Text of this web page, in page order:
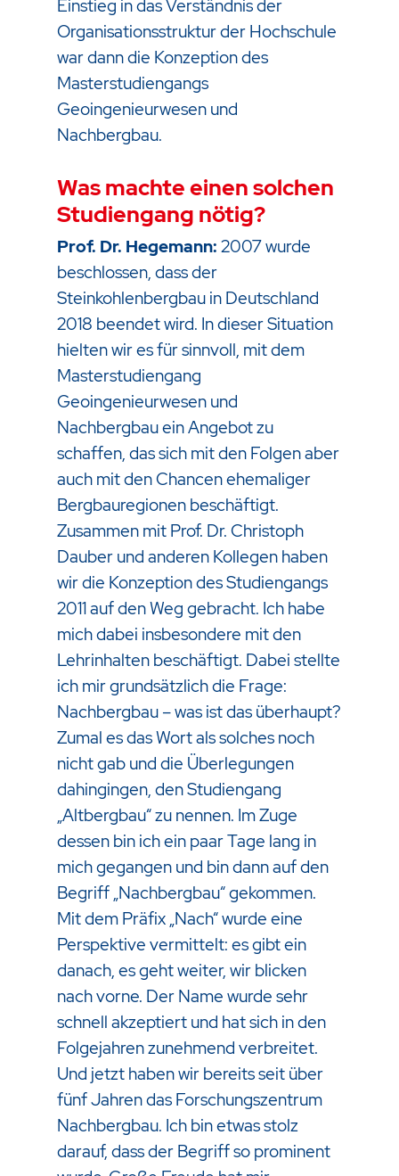
Einstieg in das Verständnis der
Organisationsstruktur der Hochschule
war dann die Konzeption des
Masterstudiengangs
Geoingenieurwesen und
Nachbergbau.
Was machte einen solchen
Studiengang nötig?
Prof. Dr. Hegemann:2007 wurde
beschlossen, dass der
Steinkohlenbergbau in Deutschland
2018 beendet wird. In dieser Situation
hielten wir es für sinnvoll, mit dem
Masterstudiengang
Geoingenieurwesen und
Nachbergbau ein Angebot zu
schaffen, das sich mit den Folgen aber
auch mit den Chancen ehemaliger
Bergbauregionen beschäftigt.
Zusammen mit Prof. Dr. Christoph
Dauber und anderen Kollegen haben
wir die Konzeption des Studiengangs
2011 auf den Weg gebracht. Ich habe
mich dabei insbesondere mit den
Lehrinhalten beschäftigt. Dabei stellte
ich mir grundsätzlich die Frage:
Nachbergbau – was ist das überhaupt?
Zumal es das Wort als solches noch
nicht gab und die Überlegungen
dahingingen, den Studiengang
„Altbergbau“ zu nennen. Im Zuge
dessen bin ich ein paar Tage lang in
mich gegangen und bin dann auf den
Begriff „Nachbergbau“ gekommen.
Mit dem Präfix „Nach“ wurde eine
Perspektive vermittelt: es gibt ein
danach, es geht weiter, wir blicken
nach vorne. Der Name wurde sehr
schnell akzeptiert und hat sich in den
Folgejahren zunehmend verbreitet.
Und jetzt haben wir bereits seit über
fünf Jahren das Forschungszentrum
Nachbergbau. Ich bin etwas stolz
darauf, dass der Begriff so prominent